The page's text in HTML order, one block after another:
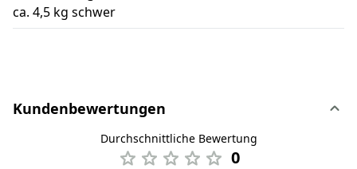
ca. 4,5 kg schwer
Kundenbewertungen
Durchschnittliche Bewertung
0